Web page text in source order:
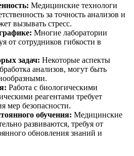
Медицинские технологи
за точность анализов и
вызывать стресс.
Многие лаборатории
от сотрудников гибкости в
задач: Некоторые аспекты
анализов, могут быть
Работа с биологическими
реагентами требует
мер безопасности.
обучения: Медицинские
развиваются, требуя от
обновления знаний и